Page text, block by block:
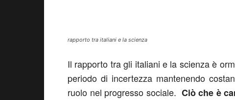
rapporto tra italiani e la scienza
Il rapporto tra gli italiani e la scienza è
periodo di incertezza mantenendo
ruolo nel progresso sociale. Ciò che è